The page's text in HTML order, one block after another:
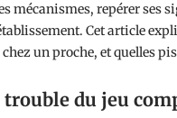
mécanismes, repérer ses
Cet article
un proche, et quelles
du jeu